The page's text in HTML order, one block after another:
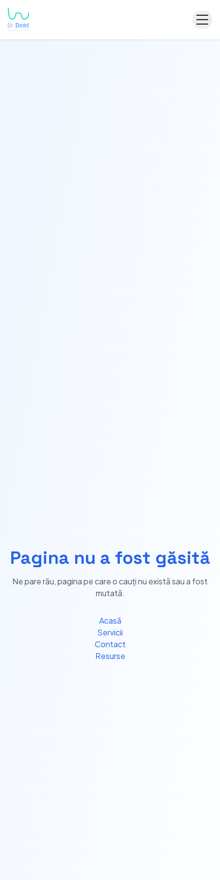
Pagina nu a fost găsită
Ne pare rău, pagina pe care o cauți nu există sau a fost
mutată.
Acasă
Servicii
Contact
Resurse